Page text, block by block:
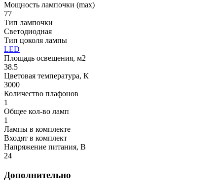
Мощность лампочки (max)
77
Тип лампочки
Светодиодная
Тип цоколя лампы
LED
Площадь освещения, м2
38.5
Цветовая температура, К
3000
Количество плафонов
1
Общее кол-во ламп
1
Лампы в комплекте
Входят в комплект
Напряжение питания, В
24
Дополнительно